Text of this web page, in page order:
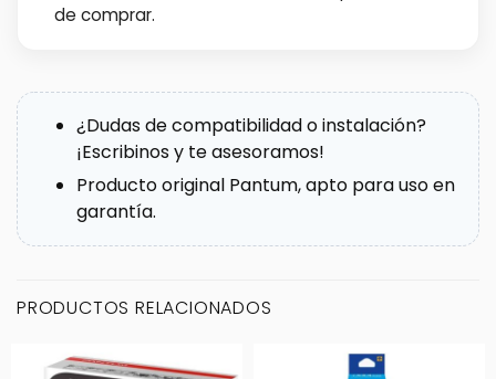
de comprar.
¿Dudas de compatibilidad o instalación?
¡Escribinos y te asesoramos!
Producto original Pantum, apto para uso en
garantía.
PRODUCTOS RELACIONADOS